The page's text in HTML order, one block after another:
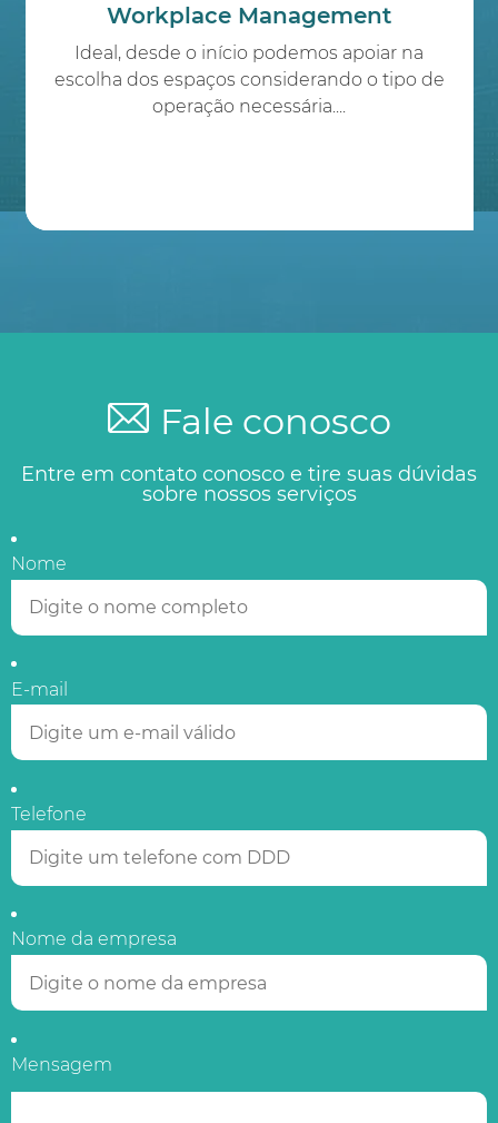
Workplace Management
Ideal, desde o início podemos apoiar na
escolha dos espaços considerando o tipo de
operação necessária....
Fale conosco
Entre em contato conosco e tire suas dúvidas
sobre nossos serviços
Nome
E-mail
Telefone
Nome da empresa
Mensagem